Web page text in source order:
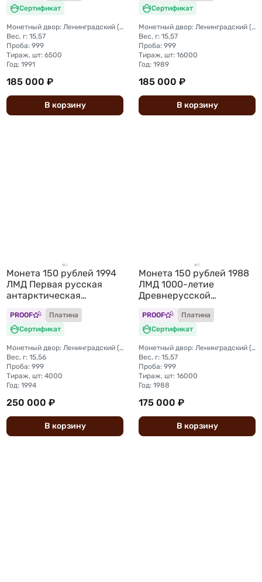
Сертификат
Монетный двор: Ленинградский (ЛМД)
Вес, г: 15,57
Проба: 999
Тираж, шт: 6500
Год: 1991
185 000 ₽
В корзину
Сертификат
Монетный двор: Ленинградский (ЛМД)
Вес, г: 15,57
Проба: 999
Тираж, шт: 16000
Год: 1989
185 000 ₽
В корзину
Монета 150 рублей 1994
ЛМД Первая русская
антарктическая
экспедиция
PROOF
Платина
Сертификат
Монетный двор: Ленинградский (ЛМД)
Вес, г: 15,56
Проба: 999
Тираж, шт: 4000
Год: 1994
250 000 ₽
В корзину
Монета 150 рублей 1988
ЛМД 1000-летие
Древнерусской
литературы Слово о
полку Игореве
PROOF
Платина
Сертификат
Монетный двор: Ленинградский (ЛМД)
Вес, г: 15,57
Проба: 999
Тираж, шт: 16000
Год: 1988
175 000 ₽
В корзину